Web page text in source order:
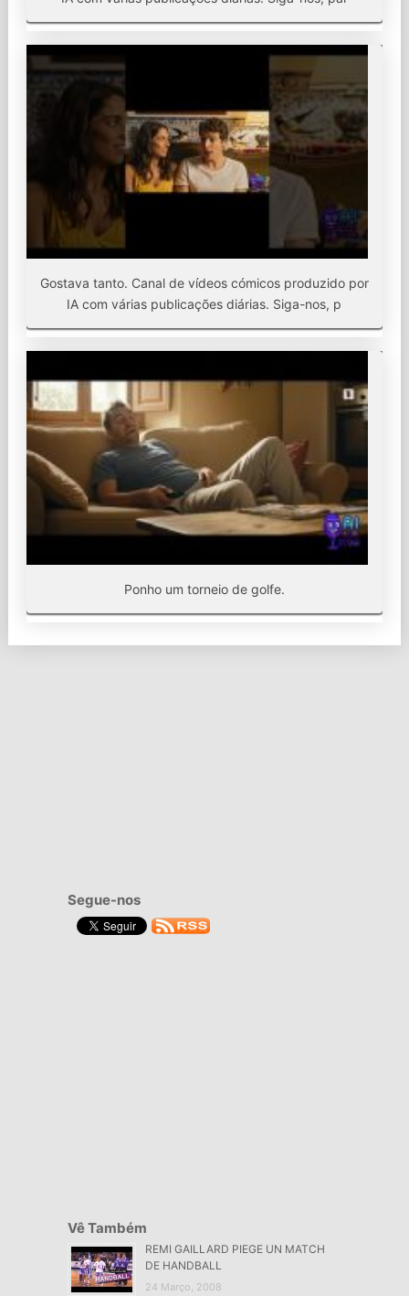
Gostava tanto. Canal de vídeos cómicos produzido por
IA com várias publicações diárias. Siga-nos, p
Ponho um torneio de golfe.
Segue-nos
Vê Também
REMI GAILLARD PIEGE UN MATCH
DE HANDBALL
24 Março, 2008